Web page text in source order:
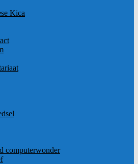
Kica
computerwonder